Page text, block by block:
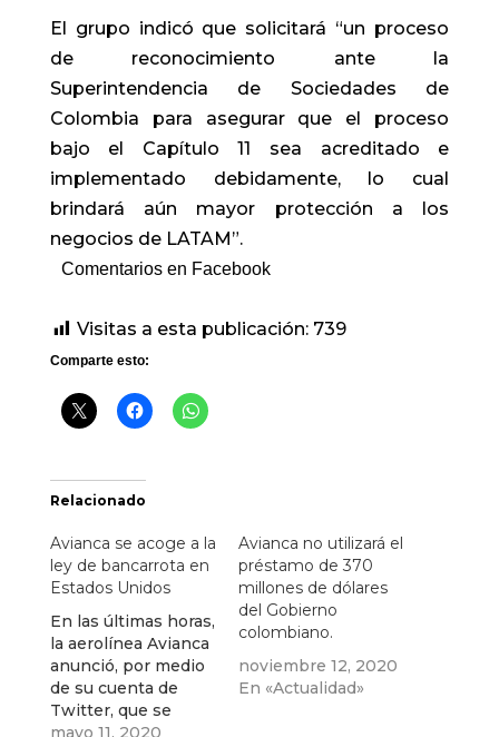
El grupo indicó que solicitará “un proceso
de reconocimiento ante la
Superintendencia de Sociedades de
Colombia para asegurar que el proceso
bajo el Capítulo 11 sea acreditado e
implementado debidamente, lo cual
brindará aún mayor protección a los
negocios de LATAM”.
Comentarios en Facebook
Visitas a esta publicación: 739
Comparte esto:
Relacionado
Avianca se acoge a la
ley de bancarrota en
Estados Unidos
En las últimas horas,
la aerolínea Avianca
anunció, por medio
de su cuenta de
Twitter, que se
acoge en los
mayo 11, 2020
Avianca no utilizará el
préstamo de 370
millones de dólares
del Gobierno
colombiano.
noviembre 12, 2020
En «Actualidad»